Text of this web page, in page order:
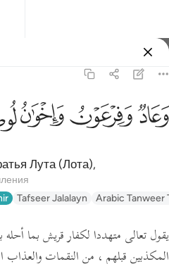
ﲳﲴﲵ
Лута (Лота),
Tafseer Jalalayn Arabic Tanweer
يقول تعالى متهددا لكفار قريش بما أحله
المكذبين قبلهم ، من النقمات والعذاب